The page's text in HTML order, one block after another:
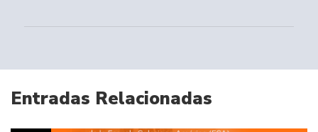
Entradas Relacionadas